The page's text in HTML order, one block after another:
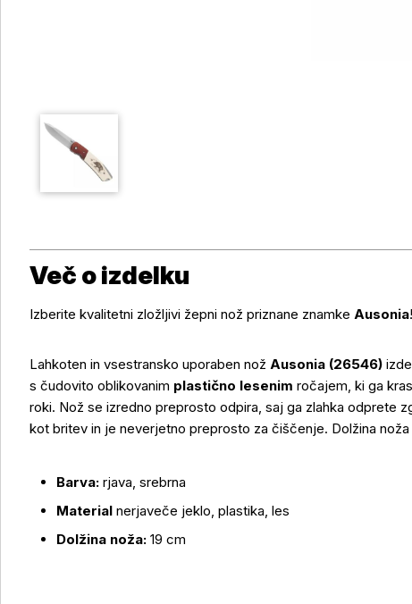
Več o izdelku
Več o izdelku
Izberite kvalitetni zložljivi žepni nož priznane znamke Ausonia!
Lahkoten in vsestransko uporaben nož Ausonia (26546)
s čudovito oblikovanim plastično lesenim ročajem, ki ga
roki. Nož se izredno preprosto odpira, saj ga zlahka odprete
kot britev in je neverjetno preprosto za čiščenje. Dolžina noža
Barva: rjava, srebrna
Material nerjaveče jeklo, plastika, les
Dolžina noža: 19 cm